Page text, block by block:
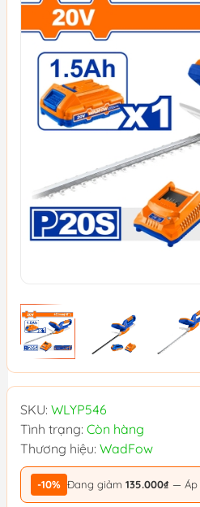
SKU: WLYP546
Tình trạng: Còn hàng
Thương hiệu: WadFow
-10% Đang giảm 135.000₫ — Áp